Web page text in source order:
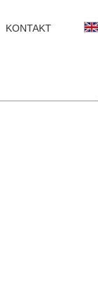
KONTAKT